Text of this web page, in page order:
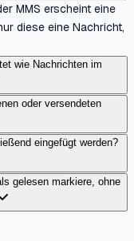
MMS erscheint eine
diese eine Nachricht,
wie Nachrichten im
oder versendeten
eingefügt werden?
gelesen markiere, ohne